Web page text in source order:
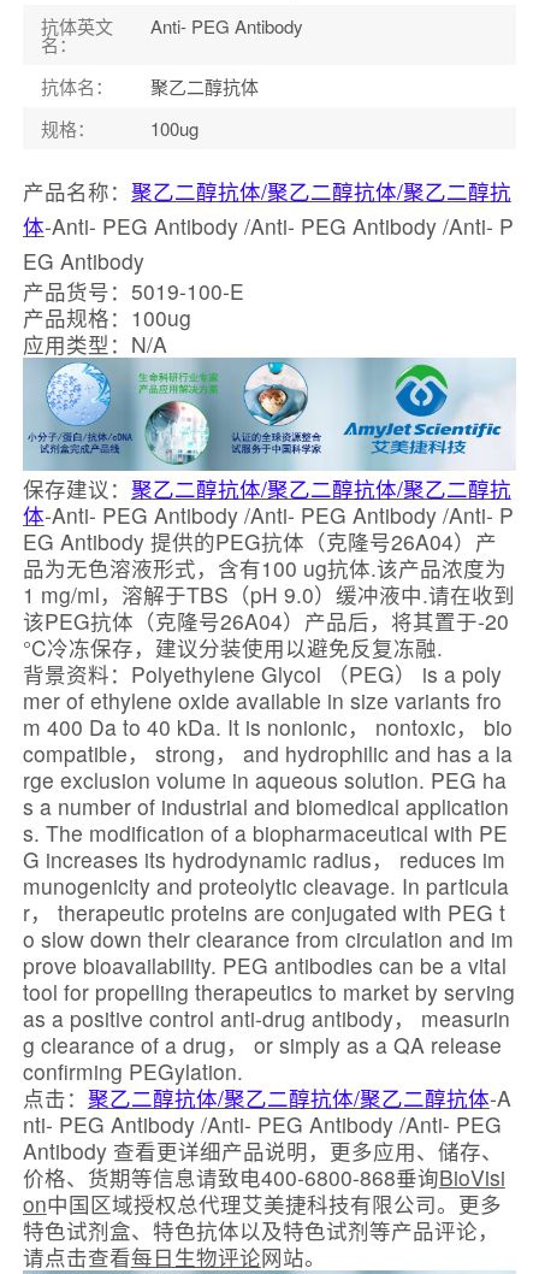
抗体英文
名：
Anti- PEG Antibody
抗体名：
聚乙二醇抗体
规格： 100ug
产品名称： 聚乙二醇抗体/聚乙二醇抗体/聚乙二醇抗
体-Anti- PEG Antibody /Anti- PEG Antibody /Anti- P
EG Antibody
产品货号：5019-100-E
产品规格：100ug
应用类型：N/A
保存建议： 聚乙二醇抗体/聚乙二醇抗体/聚乙二醇抗
体-Anti- PEG Antibody /Anti- PEG Antibody /Anti- P
EG Antibody 提供的PEG抗体（克隆号26A04）产
品为无色溶液形式，含有100 ug抗体.该产品浓度为
1 mg/ml，溶解于TBS（pH 9.0）缓冲液中.请在收到
该PEG抗体（克隆号26A04）产品后，将其置于-20
°C冷冻保存，建议分装使用以避免反复冻融.
背景资料：Polyethylene Glycol （PEG） is a poly
mer of ethylene oxide available in size variants fro
m 400 Da to 40 kDa. It is nonionic， nontoxic， bio
compatible， strong， and hydrophilic and has a la
rge exclusion volume in aqueous solution. PEG ha
s a number of industrial and biomedical application
s. The modification of a biopharmaceutical with PE
G increases its hydrodynamic radius， reduces im
munogenicity and proteolytic cleavage. In particula
r， therapeutic proteins are conjugated with PEG t
o slow down their clearance from circulation and im
prove bioavailability. PEG antibodies can be a vital
tool for propelling therapeutics to market by serving
as a positive control anti-drug antibody， measurin
g clearance of a drug， or simply as a QA release
confirming PEGylation.
点击： 聚乙二醇抗体/聚乙二醇抗体/聚乙二醇抗体-A
nti- PEG Antibody /Anti- PEG Antibody /Anti- PEG
Antibody 查看更详细产品说明，更多应用、储存、
价格、货期等信息请致电400-6800-868垂询BioVisi
on中国区域授权总代理艾美捷科技有限公司。更多
特色试剂盒、特色抗体以及特色试剂等产品评论，
请点击查看每日生物评论网站。